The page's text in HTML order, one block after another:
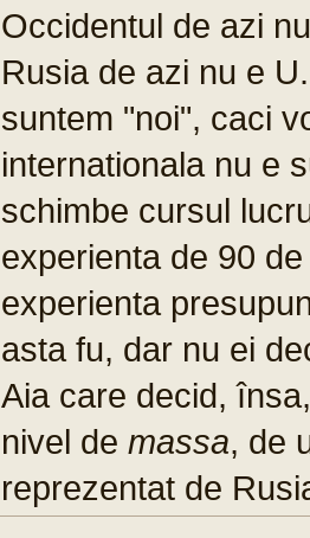
Occidentul de azi
Rusia de azi nu e
suntem "noi", caci
internationala nu e
schimbe cursul
experienta de 90
experienta
asta fu, dar nu ei
Aia care decid,
nivel de massa, de
reprezentat de